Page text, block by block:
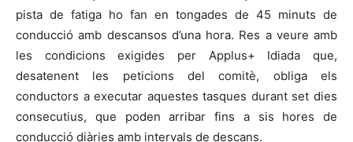
pista de fatiga ho fan en tongades de 45 minuts de
conducció amb descansos d’una hora. Res a veure amb
les condicions exigides per Applus+ Idiada que,
desatenent les peticions del comitè, obliga els
conductors a executar aquestes tasques durant set dies
consecutius, que poden arribar fins a sis hores de
conducció diàries amb intervals de descans.